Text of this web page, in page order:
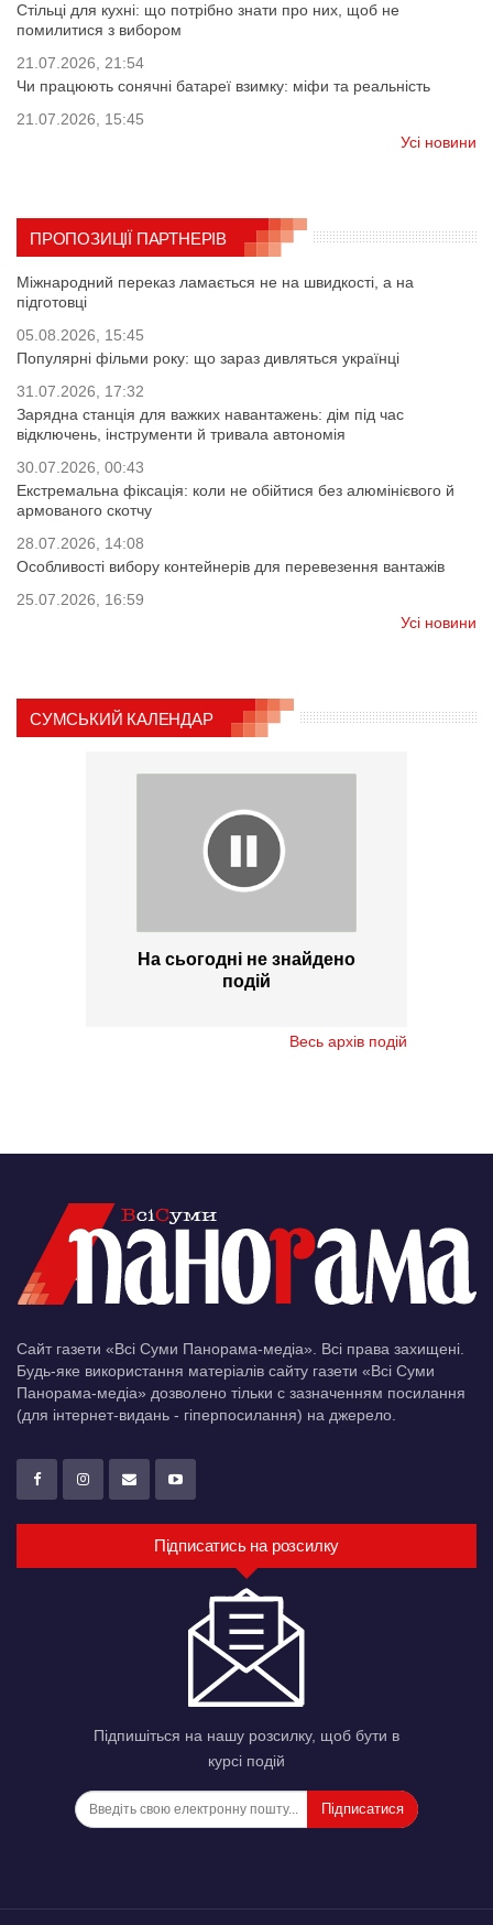
Стільці для кухні: що потрібно знати про них, щоб не
помилитися з вибором
21.07.2026, 21:54
Чи працюють сонячні батареї взимку: міфи та реальність
21.07.2026, 15:45
Усі новини
ПРОПОЗИЦІЇ ПАРТНЕРІВ
Міжнародний переказ ламається не на швидкості, а на
підготовці
05.08.2026, 15:45
Популярні фільми року: що зараз дивляться українці
31.07.2026, 17:32
Зарядна станція для важких навантажень: дім під час
відключень, інструменти й тривала автономія
30.07.2026, 00:43
Екстремальна фіксація: коли не обійтися без алюмінієвого й
армованого скотчу
28.07.2026, 14:08
Особливості вибору контейнерів для перевезення вантажів
25.07.2026, 16:59
Усі новини
СУМСЬКИЙ КАЛЕНДАР
На сьогодні не знайдено
подій
Весь архів подій
Сайт газети «Всі Суми Панорама-медіа». Всі права захищені.
Будь-яке використання матеріалів сайту газети «Всі Суми
Панорама-медіа» дозволено тільки c зазначенням посилання
(для інтернет-видань - гіперпосилання) на джерело.
Підписатись на розсилку
Підпишіться на нашу розсилку, щоб бути в
курсі подій
Підписатися